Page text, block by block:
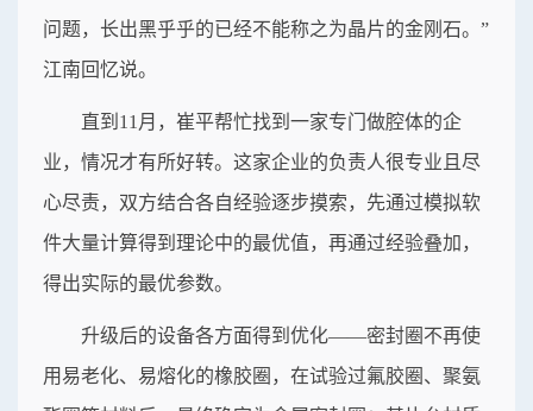
问题，长出黑乎乎的已经不能称之为晶片的金刚石。”
江南回忆说。
直到11月，崔平帮忙找到一家专门做腔体的企
业，情况才有所好转。这家企业的负责人很专业且尽
心尽责，双方结合各自经验逐步摸索，先通过模拟软
件大量计算得到理论中的最优值，再通过经验叠加，
得出实际的最优参数。
升级后的设备各方面得到优化——密封圈不再使
用易老化、易熔化的橡胶圈，在试验过氟胶圈、聚氨